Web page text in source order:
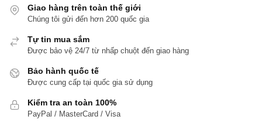
Giao hàng trên toàn thế giới
Chúng tôi gửi đến hơn 200 quốc gia
Tự tin mua sắm
Được bảo vệ 24/7 từ nhấp chuột đến giao hàng
Bảo hành quốc tế
Được cung cấp tại quốc gia sử dụng
Kiểm tra an toàn 100%
PayPal / MasterCard / Visa